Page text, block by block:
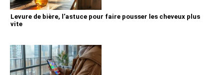
Levure de bière, l’astuce pour faire pousser les cheveux plus
vite